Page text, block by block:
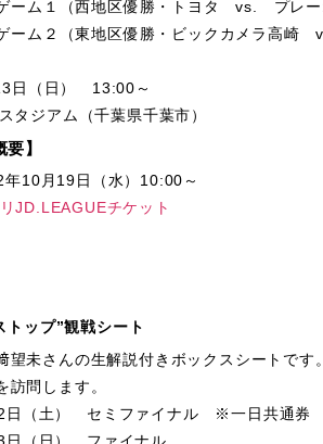
ム１（西地区優勝・トヨタ vs. プレー
ム２（東地区優勝・ビックカメラ高崎
日（日） 13:00～
タジアム（千葉県千葉市）
】
年10月19日（水）10:00～
JD.LEAGUEチケット
トップ”観戦シート
望未さんの生解説付きボックスシートで
訪問します。
日（土） セミファイナル ※一日共通券
日（日） ファイナル